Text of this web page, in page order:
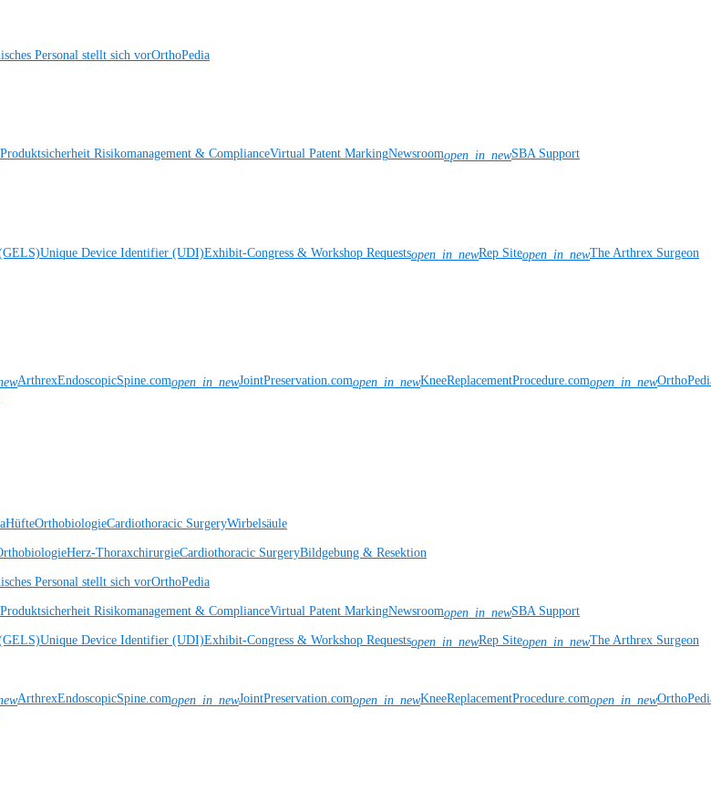
Personal stellt sich vorOrthoPedia
Produktsicherheit Risikomanagement & ComplianceVirtual Patent MarkingNewsroomopen_in_newSBA Support
Unique Device Identifier (UDI)Exhibit-Congress & Workshop Requestsopen_in_newRep Siteopen_in_newThe Arthrex Surgeon
ArthrexEndoscopicSpine.comopen_in_newJointPreservation.comopen_in_newKneeReplacementProcedure.comopen_in_new
HüfteOrthobiologieCardiothoracic SurgeryWirbelsäule
Herz-ThoraxchirurgieCardiothoracic SurgeryBildgebung & Resektion
Personal stellt sich vorOrthoPedia
Produktsicherheit Risikomanagement & ComplianceVirtual Patent MarkingNewsroomopen_in_newSBA Support
Unique Device Identifier (UDI)Exhibit-Congress & Workshop Requestsopen_in_newRep Siteopen_in_newThe Arthrex Surgeon
ArthrexEndoscopicSpine.comopen_in_newJointPreservation.comopen_in_newKneeReplacementProcedure.comopen_in_new